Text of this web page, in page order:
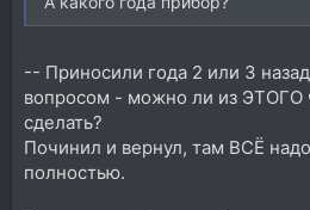
-- Приносили года 2 или 3
вопросом - можно ли из ЭТОГО
сделать?
Починил и вернул, там ВСЁ
полностью.